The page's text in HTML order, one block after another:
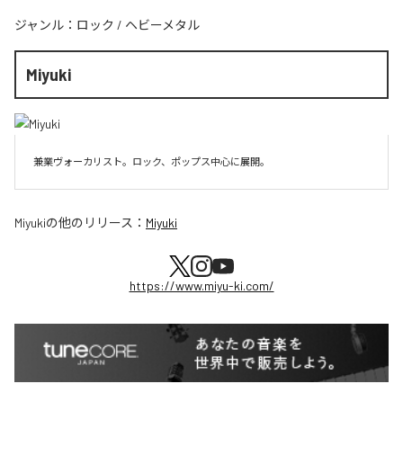
ジャンル： ロック / ヘビーメタル
Miyuki
兼業ヴォーカリスト。ロック、ポップス中心に展開。
Miyukiの他のリリース： Miyuki
https://www.miyu-ki.com/